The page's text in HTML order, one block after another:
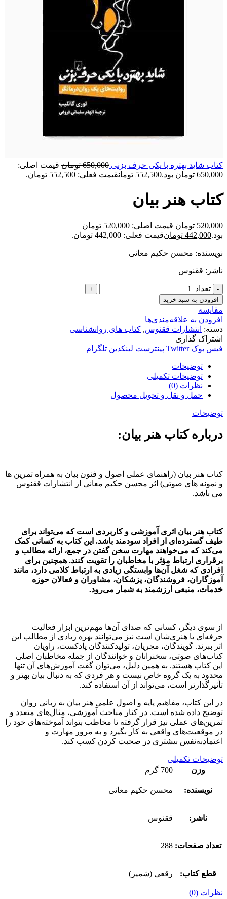
کتاب شاید بهتره با یکی حرف بزنی 650,000 تومان قیمت اصلی:
650,000 تومان بود.
552,500 تومانقیمت فعلی: 552,500 تومان.
کتاب هنر بیان
520,000 تومان
قیمت اصلی: 520,000 تومان
بود.442,000 تومانقیمت فعلی: 442,000 تومان.
نویسنده: محسن حکیم معانی
ناشر: ققنوس
تعداد
افزودن به سبد خرید
مقایسه
افزودن به علاقه‌مندی‌ها
دسته: انتشارات ققنوس, کتاب های روانشناسی
اشتراک گذاری
فیس بوک Twitter پینترست لینکدین تلگرام
توضیحات
توضیحات تکمیلی
نظرات (0)
حمل و نقل و تحویل محصول
توضیحات
درباره کتاب هنر بیان:
کتاب هنر بیان (راهنمای عملی اصول و فنون بیان به همراه تمرین ها
و نمونه های صوتی) اثر محسن حکیم معانی از انتشارات ققنوس
می باشد.
کتاب هنر بیان اثری آموزشی و کاربردی است که می‌تواند برای
طیف گسترده‌ای از افراد سودمند باشد. این کتاب به کسانی کمک
می‌کند که می‌خواهند مهارت سخن گفتن در جمع، ارائه مطالب و
برقراری ارتباط مؤثر با مخاطبان را تقویت کنند. همچنین برای
افرادی که شغل آن‌ها وابستگی زیادی به ارتباط کلامی دارد، مانند
آموزگاران، فروشندگان، پزشکان، مشاوران و فعالان حوزه
خدمات، منبعی ارزشمند به شمار می‌رود.
از سوی دیگر، کسانی که صدای آن‌ها مهم‌ترین ابزار فعالیت
حرفه‌ای یا هنری‌شان است نیز می‌توانند بهره زیادی از مطالب این
اثر ببرند. گویندگان، مجریان، تولیدکنندگان پادکست، راویان
کتاب‌های صوتی، سخنرانان و خوانندگان از جمله مخاطبان اصلی
این کتاب هستند. به همین دلیل، می‌توان گفت آموزش‌های آن تنها
محدود به یک گروه خاص نیست و هر فردی که به دنبال بیان بهتر و
تأثیرگذارتر است، می‌تواند از آن استفاده کند.
در این کتاب، مفاهیم پایه و اصول علمی هنر بیان به زبانی روان
توضیح داده شده است. در کنار مباحث آموزشی، مثال‌های متعدد و
تمرین‌های عملی نیز قرار گرفته تا مخاطب بتواند آموخته‌های خود را
در موقعیت‌های واقعی به کار بگیرد و به مرور مهارت و
اعتمادبه‌نفس بیشتری در صحبت کردن کسب کند.
توضیحات تکمیلی
وزن
700 گرم
نویسنده: محسن حکیم معانی
ناشر: ققنوس
تعداد صفحات: 288
قطع کتاب: رقعی (شمیز)
نظرات (0)